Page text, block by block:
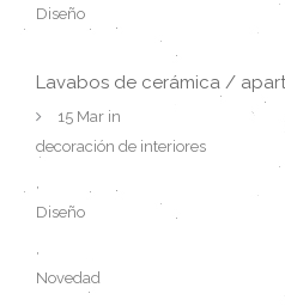
Diseño
Lavabos de cerámica /
15 Mar in
decoración de interiores
,
Diseño
,
Novedad